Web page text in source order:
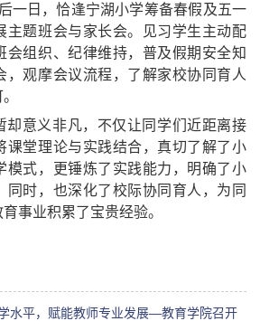
一日，恰逢宁湖小学筹备春假及五一
主题班会与家长会。见习学生主动配
会组织、纪律维持，普及假期安全知
，观摩会议流程，了解家校协同育人
却意义非凡，不仅让同学们近距离接
课堂理论与实践结合，真切了解了小
模式，更锤炼了实践能力，明确了小
同时，也深化了校际协同育人，为同
事业积累了宝贵经验。
水平，赋能教师专业发展—教育学院召开